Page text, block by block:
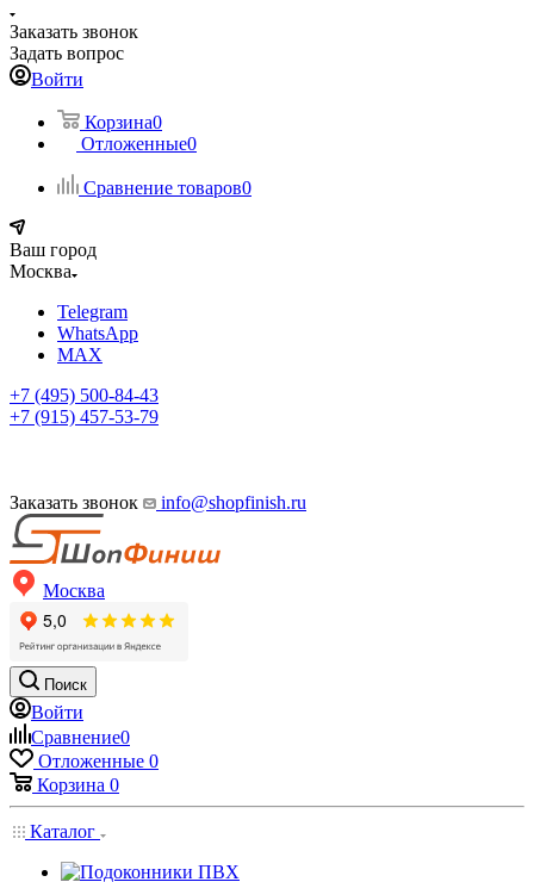
Заказать звонок
Задать вопрос
Войти
Корзина0
Отложенные0
Сравнение товаров0
Ваш город
Москва
Telegram
WhatsApp
MAX
+7 (495) 500-84-43
+7 (915) 457-53-79
Заказать звонок info@shopfinish.ru
Москва
Поиск
Войти
Сравнение0
Отложенные 0
Корзина 0
Каталог